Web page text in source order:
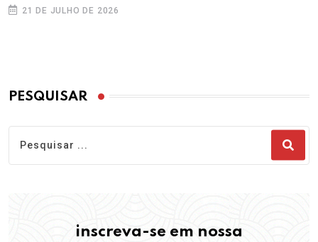
21 DE JULHO DE 2026
PESQUISAR
inscreva-se em nossa